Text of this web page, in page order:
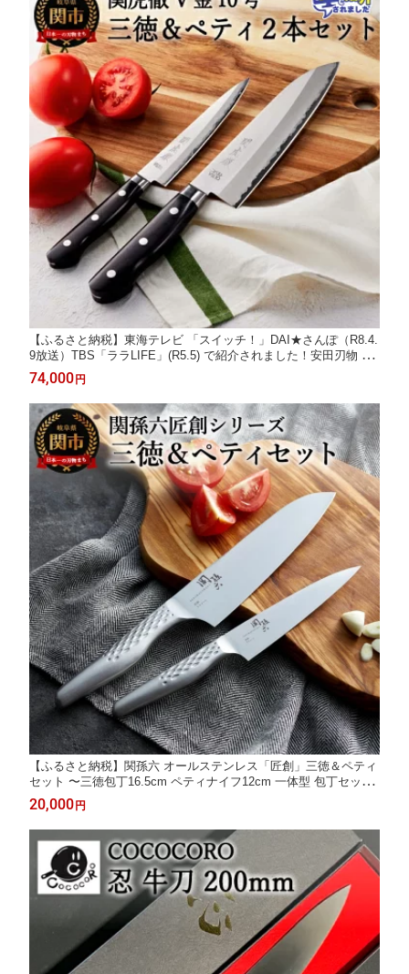
【ふるさと納税】東海テレビ 「スイッチ！」DAI★さんぽ（R8.4.
9放送）TBS「ララLIFE」(R5.5) で紹介されました！安田刃物 関
虎徹 V金10号 三徳包丁 180mm ペティナイフ 135mm 2本 セット
(YG300/YG303) 日本製 包丁セット 両刃 小さめ よく切れる 持ち
やすい 18cm 13cm
74,000 円
【ふるさと納税】関孫六 オールステンレス「匠創」三徳＆ペティ
セット 〜三徳包丁16.5cm ペティナイフ12cm 一体型 包丁セット
2本セット 貝印 おしゃれ キッチン用品 調理器具 よく切れる 日本
製 食洗機 贈り物・ギフトにも 送料無料 2点セット 〜 H20-01
20,000 円